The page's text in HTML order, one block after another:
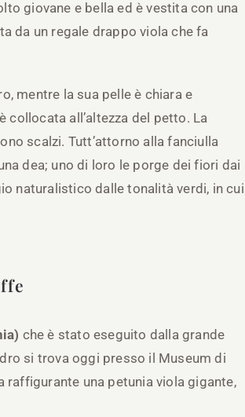
giovane e bella ed è vestita con una
da un regale drappo viola che fa
mentre la sua pelle è chiara e
collocata all’altezza del petto. La
scalzi. Tutt’attorno alla fanciulla
dea; uno di loro le porge dei fiori dai
naturalistico dalle tonalità verdi, in cui
che è stato eseguito dalla grande
si trova oggi presso il Museum di
raffigurante una petunia viola gigante,